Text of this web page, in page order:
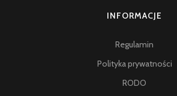
INFORMACJE
Regulamin
Polityka prywatności
RODO